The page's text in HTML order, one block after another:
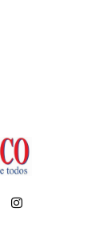
Instagram